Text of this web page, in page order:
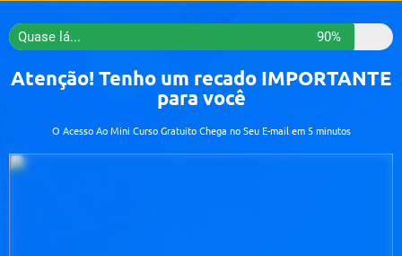
Quase lá... 90%
Atenção! Tenho um recado IMPORTANTE
para você
O Acesso Ao Mini Curso Gratuito Chega no Seu E-mail em 5 minutos